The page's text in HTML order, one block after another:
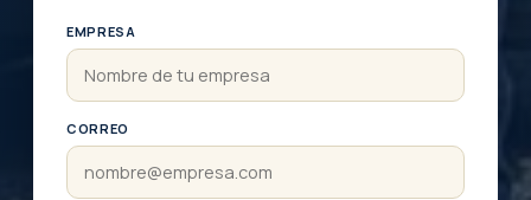
EMPRESA
CORREO